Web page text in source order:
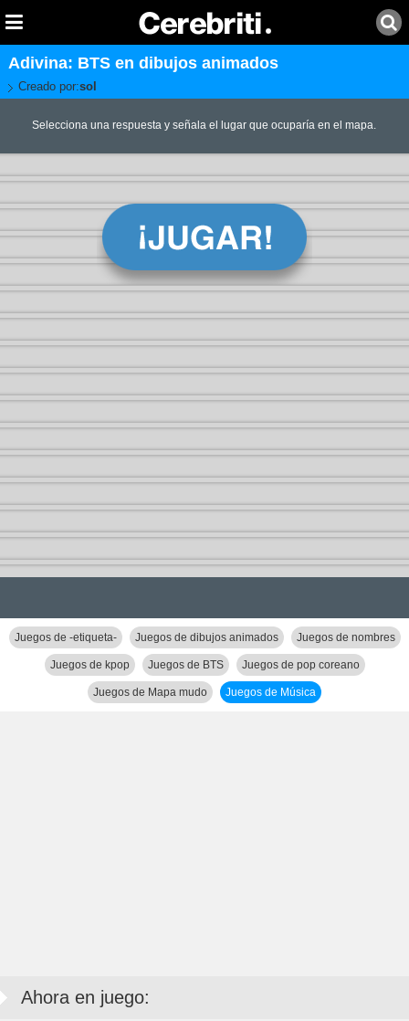
Adivina: BTS en dibujos animados
Creado por:sol
Selecciona una respuesta y señala el lugar que ocuparía en el mapa.
Juegos de -etiqueta- Juegos de dibujos animados Juegos de nombres
Juegos de kpop Juegos de BTS Juegos de pop coreano
Juegos de Mapa mudo Juegos de Música
Ahora en juego: